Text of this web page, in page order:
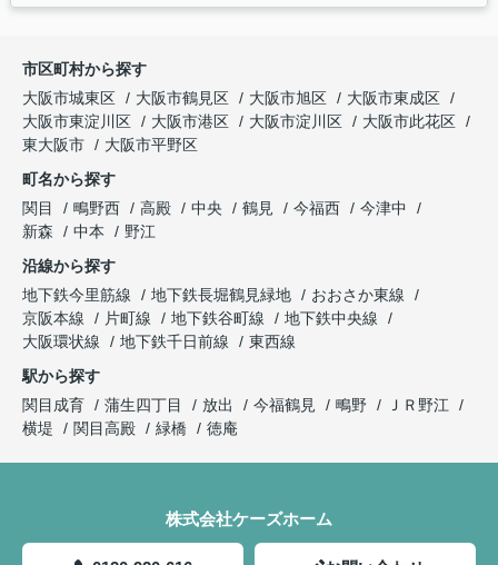
市区町村から探す
大阪市城東区
大阪市鶴見区 大阪市旭区
大阪市東成区
大阪市東淀川区
大阪市港区 大阪市淀川区
大阪市此花区
東大阪市
大阪市平野区
町名から探す
関目
鴫野西 高殿 中央 鶴見 今福西
今津中
新森
中本
野江
沿線から探す
地下鉄今里筋線
地下鉄長堀鶴見緑地
おおさか東線
京阪本線
片町線 地下鉄谷町線
地下鉄中央線
大阪環状線
地下鉄千日前線
東西線
駅から探す
関目成育
蒲生四丁目 放出 今福鶴見 鴫野
ＪＲ野江
横堤
関目高殿 緑橋 徳庵
株式会社ケーズホーム